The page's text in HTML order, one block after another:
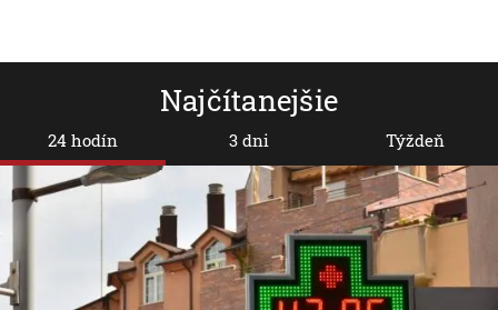
Najčítanejšie
24 hodín 3 dni Týždeň